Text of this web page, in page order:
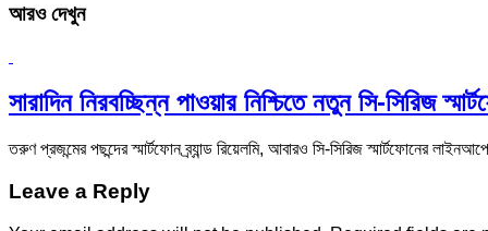
আরও দেখুন
সারাদিন নিরবচ্ছিন্ন পাওয়ার নিশ্চিতে নতুন সি-সিরিজ
তরুণ প্রজন্মের পছন্দের স্মার্টফোন ব্র্যান্ড রিয়েলমি, আবারও সি-সিরিজ স্মার্টফোনের
Leave a Reply